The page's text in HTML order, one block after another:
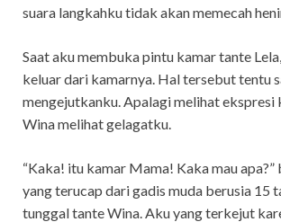
suara langkahku tidak akan memecah
Saat aku membuka pintu kamar tante
keluar dari kamarnya. Hal tersebut tentu
mengejutkanku. Apalagi melihat
Wina melihat gelagatku.
“Kaka! itu kamar Mama! Kaka mau
yang terucap dari gadis muda berusia 15
tunggal tante Wina. Aku yang terkejut